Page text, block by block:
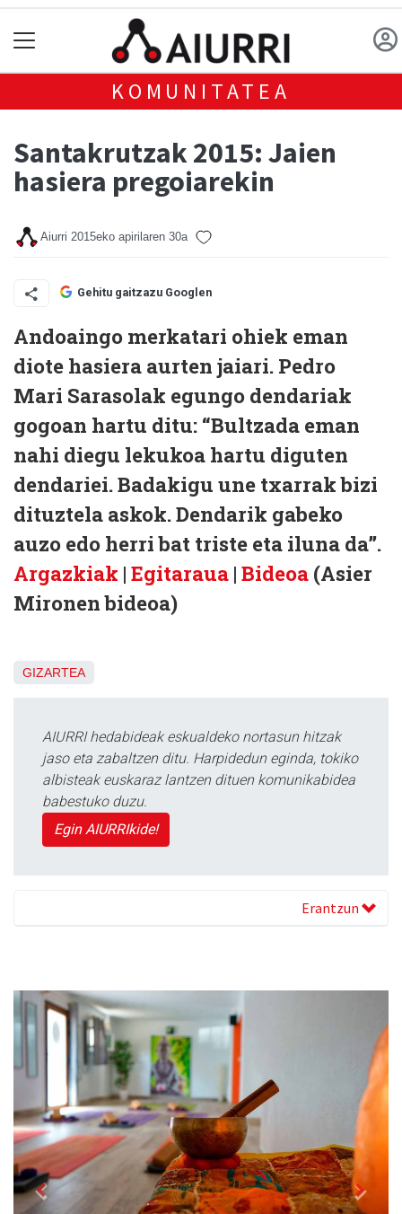
KOMUNITATEA
Santakrutzak 2015: Jaien
hasiera pregoiarekin
Aiurri 2015eko apirilaren 30a
Gehitu gaitzazu Googlen
Andoaingo merkatari ohiek eman
diote hasiera aurten jaiari. Pedro
Mari Sarasolak egungo dendariak
gogoan hartu ditu: “Bultzada eman
nahi diegu lekukoa hartu diguten
dendariei. Badakigu une txarrak bizi
dituztela askok. Dendarik gabeko
auzo edo herri bat triste eta iluna da”.
Argazkiak | Egitaraua | Bideoa (Asier
Mironen bideoa)
GIZARTEA
AIURRI hedabideak eskualdeko nortasun hitzak
jaso eta zabaltzen ditu. Harpidedun eginda, tokiko
albisteak euskaraz lantzen dituen komunikabidea
babestuko duzu.
Egin AIURRIkide!
Erantzun
Previous Next